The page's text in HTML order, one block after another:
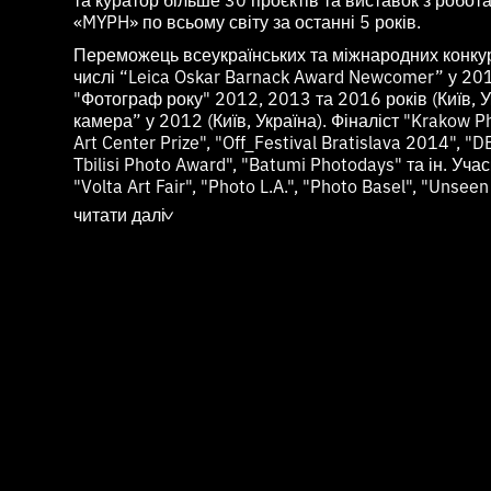
«MYPH» по всьому світу за останні 5 років.
Переможець всеукраїнських та міжнародних
числі “Leica Oskar Barnack Award Newcomer” у
"Фотограф року" 2012, 2013 та 2016 років (Київ,
камера” у 2012 (Київ, Україна). Фіналіст "Krakow
Art Center Prize", "Off_Festival Bratislava 2014",
Tbilisi Photo Award", "Batumi Photodays" та ін.
"Volta Art Fair", "Photo L.A.", "Photo Basel",
премію Foam Paul Huf Award у 2020 та 2023 роках.
Гонконзі, Україні, Польщі, Франції, Німеччині,
читати далі>